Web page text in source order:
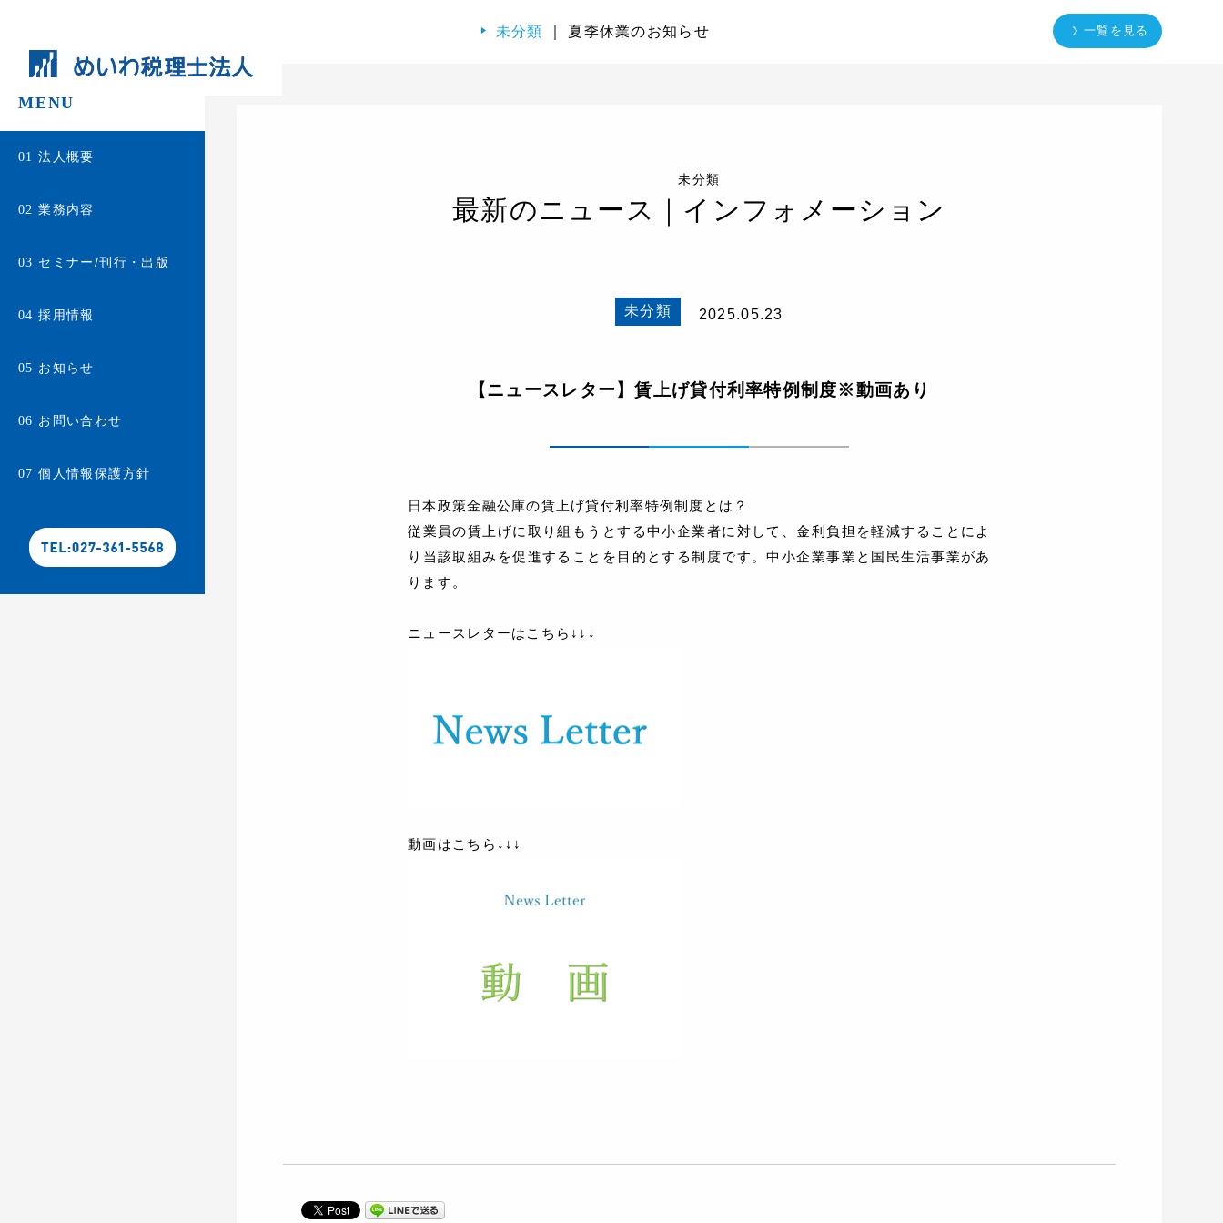
未分類 ｜ 夏季休業のお知らせ 一覧を見る
MENU
01 法人概要
02 業務内容
03 セミナー/刊行・出版
04 採用情報
05 お知らせ
06 お問い合わせ
07 個人情報保護方針
未分類
最新のニュース｜インフォメーション
未分類 2025.05.23
【ニュースレター】賃上げ貸付利率特例制度※動画あり
日本政策金融公庫の賃上げ貸付利率特例制度とは？
従業員の賃上げに取り組もうとする中小企業者に対して、金利負担を軽減することによ
り当該取組みを促進することを目的とする制度です。中小企業事業と国民生活事業があ
ります。
ニュースレターはこちら↓↓↓
動画はこちら↓↓↓